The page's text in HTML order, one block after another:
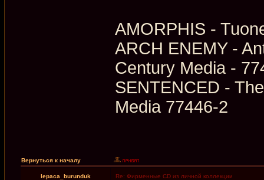
AMORPHIS -
ARCH ENEMY -
Century Media -
SENTENCED -
Media 77446-2
Вернуться к началу
lepaca_burunduk Re: Фирменные CD из личной коллекции